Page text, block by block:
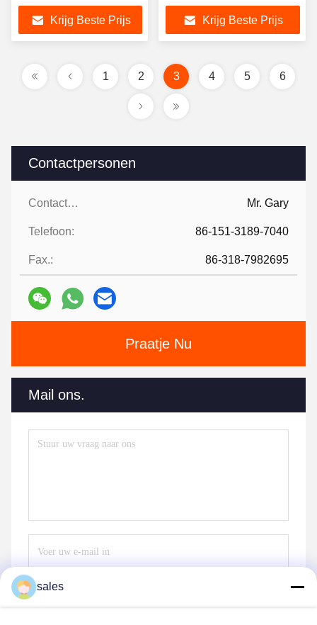
Contactpersonen
Contactpersonen: Mr. Gary
Telefoon: 86-151-3189-7040
Fax.: 86-318-7982695
Praatje Nu
Mail ons.
Stuur
schermen CBT 65
Krijg Beste Prijs
Gratis Proef
Krijg Beste Prijs
1 2 3 4 5 6
sales